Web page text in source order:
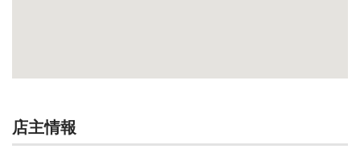
店主情報